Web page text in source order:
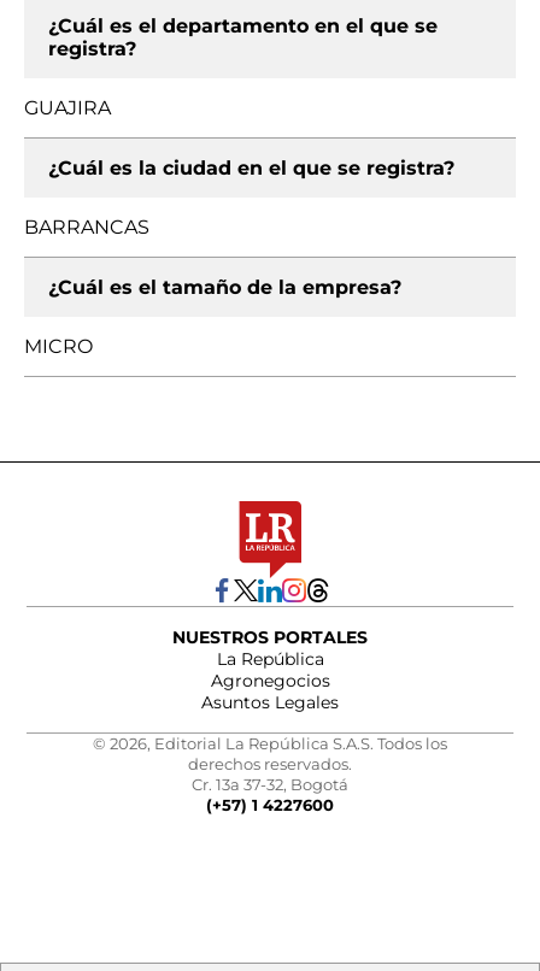
¿Cuál es el departamento en el que se
registra?
GUAJIRA
¿Cuál es la ciudad en el que se registra?
BARRANCAS
¿Cuál es el tamaño de la empresa?
MICRO
NUESTROS PORTALES
La República
Agronegocios
Asuntos Legales
© 2026, Editorial La República S.A.S. Todos los
derechos reservados.
Cr. 13a 37-32, Bogotá
(+57) 1 4227600